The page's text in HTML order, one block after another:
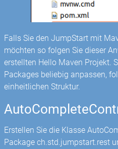
Falls Sie den JumpStart mit
möchten so folgen Sie dieser
erstellten Hello Maven Projekt.
Packages beliebig anpassen,
einheitlichen Struktur.
Erstellen Sie die Klasse
Package ch.std.jumpstart.rest